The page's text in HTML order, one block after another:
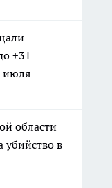
+31
июля
области
убийство в